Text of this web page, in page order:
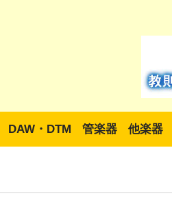
DAW・DTM 管楽器 他楽器